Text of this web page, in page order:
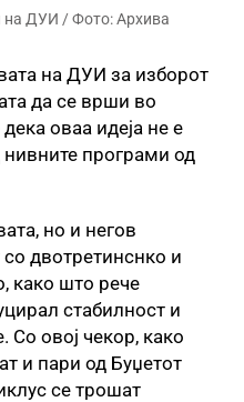
на ДУИ / Фото: Архива
на ДУИ за изборот
да се врши во
оваа идеја не е
нивните програми од
но и негов
двотретинснко и
како што рече
стабилност и
Со овој чекор, како
и пари од Буџетот
се трошат